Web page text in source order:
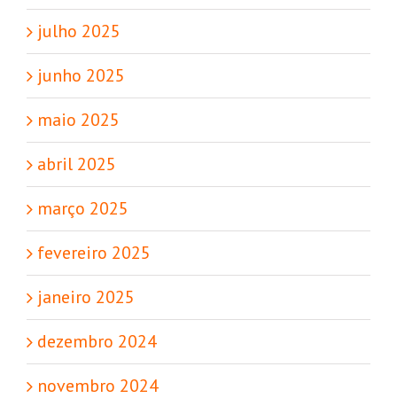
julho 2025
junho 2025
maio 2025
abril 2025
março 2025
fevereiro 2025
janeiro 2025
dezembro 2024
novembro 2024